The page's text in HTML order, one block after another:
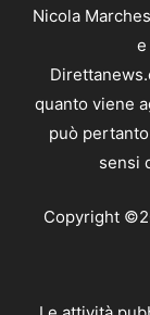
Nicola
e
quanto viene
può
sensi
Copyright